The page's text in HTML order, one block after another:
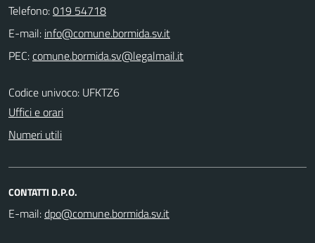
Telefono:019 54718
E-mail:
PEC:
Codice univoco: UFKTZ6
Uffici e orari
Numeri utili
CONTATTI D.P.O.
E-mail: